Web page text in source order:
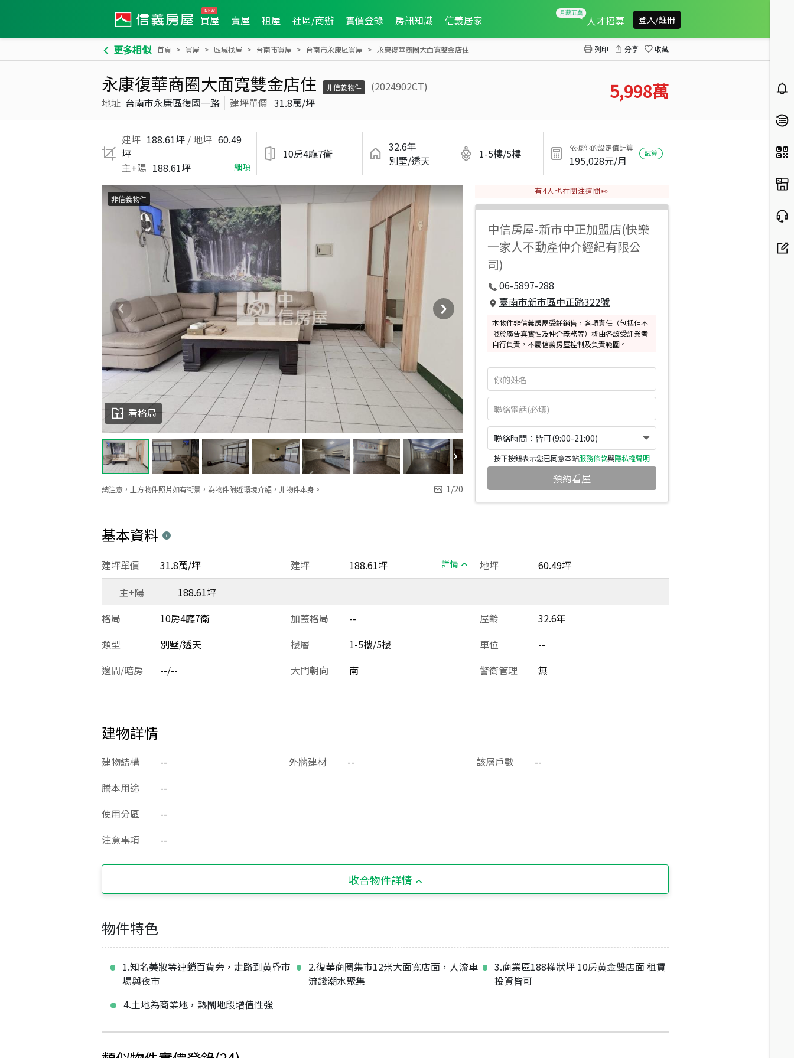
買屋 賣屋 租屋 社區/商辦 實價登錄 房訊知識 信義居家 人才招募 登入/註冊
更多相似 首頁 買屋 區域找屋 台南市買屋 台南市永康區買屋 永康復華商圈大面寬雙金店住 列印 分享 收藏
永康復華商圈大面寬雙金店住 非信義物件
(2024902CT)
地址 台南市永康區復國一路 建坪單價 31.8萬/坪 5,998萬
建坪 188.61坪 / 地坪 60.49
坪
主+陽 188.61坪 細項
10房4廳7衛
32.6年
別墅/透天
1-5樓/5樓 依據你的設定值計算
195,028元/月
試算
請注意，上方物件照片如有街景，為物件附近環境介紹，非物件本身。 1/20
看格局
非信義物件
有4人也在關注這間👀
中信房屋-新市中正加盟店(快樂
一家人不動產仲介經紀有限公
司)
06-5897-288
臺南市新市區中正路322號
本物件非信義房屋受託銷售，各項責任（包括但不
限於廣告真實性及仲介義務等）概由各該受託業者
自行負責，不屬信義房屋控制及負責範圍。
聯絡時間：皆可(9:00-21:00)
按下按鈕表示您已同意本站服務條款與隱私權聲明
預約看屋
基本資料
建坪 188.61坪 詳情
建坪單價 31.8萬/坪 地坪
60.49坪
主+陽
188.61坪
格局
10房4廳7衛 加蓋格局 -- 屋齡
32.6年
類型
別墅/透天 樓層 1-5樓/5樓 車位
--
邊間/暗房
--/-- 大門朝向 南 警衛管理 無
建物詳情
建物結構 -- 外牆建材 -- 該層戶數
--
謄本用途
--
使用分區
--
注意事項
--
收合物件詳情
物件特色
1.知名美妝等連鎖百貨旁，走路到黃昏市
場與夜市
2.復華商圈集市12米大面寬店面，人流車
流錢潮水聚集
3.商業區188權狀坪 10房黃金雙店面 租賃
投資皆可
4.土地為商業地，熱鬧地段增值性強